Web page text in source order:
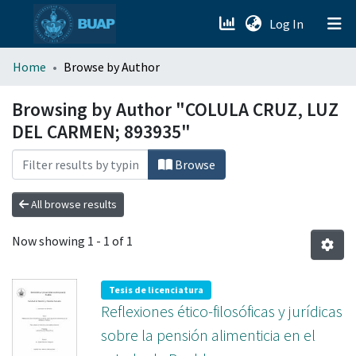
Log In (current)
menu.section.about_menu
All of DSpace
Home Browse by Author
Browsing by Author "COLULA CRUZ, LUZ
DEL CARMEN; 893935"
Browse
All browse results
Now showing 1 - 1 of 1
Tesis de licenciatura
Reflexiones ético-filosóficas y jurídicas
sobre la pensión alimenticia en el